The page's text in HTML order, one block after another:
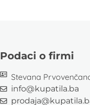
Podaci o firmi
Stevana
info@kupatila.ba